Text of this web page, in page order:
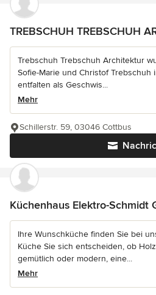
TREBSCHUH TREBSCHUH
Trebschuh Trebschuh Architektur
Sofie-Marie und Christof Trebschuh
entfalten als Geschwis...
Mehr
Schillerstr. 59, 03046 Cottbus
Küchenhaus Elektro-Schmidt
Ihre Wunschküche finden Sie bei
Küche Sie sich entscheiden, ob
gemütlich oder modern, eine...
Mehr